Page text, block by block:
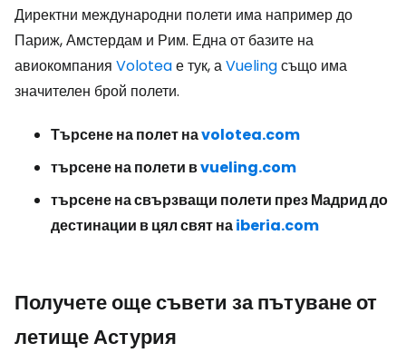
Директни международни полети има например до
Париж, Амстердам и Рим. Една от базите на
авиокомпания Voloteaе тук, аVuelingсъщо има
значителен брой полети.
Търсене на полет наvolotea.com
търсене на полети вvueling.com
търсене на свързващи полети през Мадрид до
дестинации в цял свят наiberia.com
Получете още съвети за пътуване от
летище Астурия